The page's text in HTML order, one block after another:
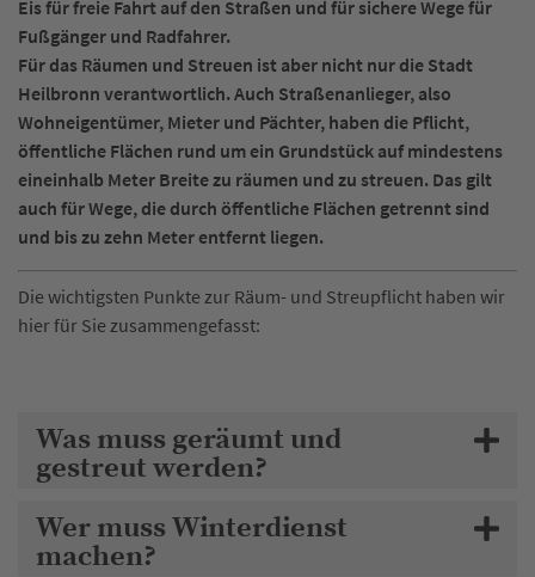
Eis für freie Fahrt auf den Straßen und für sichere Wege für
Fußgänger und Radfahrer.
Für das Räumen und Streuen ist aber nicht nur die Stadt
Heilbronn verantwortlich. Auch Straßenanlieger, also
Wohneigentümer, Mieter und Pächter, haben die Pflicht,
öffentliche Flächen rund um ein Grundstück auf mindestens
eineinhalb Meter Breite zu räumen und zu streuen. Das gilt
auch für Wege, die durch öffentliche Flächen getrennt sind
und bis zu zehn Meter entfernt liegen.
Die wichtigsten Punkte zur Räum- und Streupflicht haben wir
hier für Sie zusammengefasst:
Was muss geräumt und
gestreut werden?
Wer muss Winterdienst
machen?